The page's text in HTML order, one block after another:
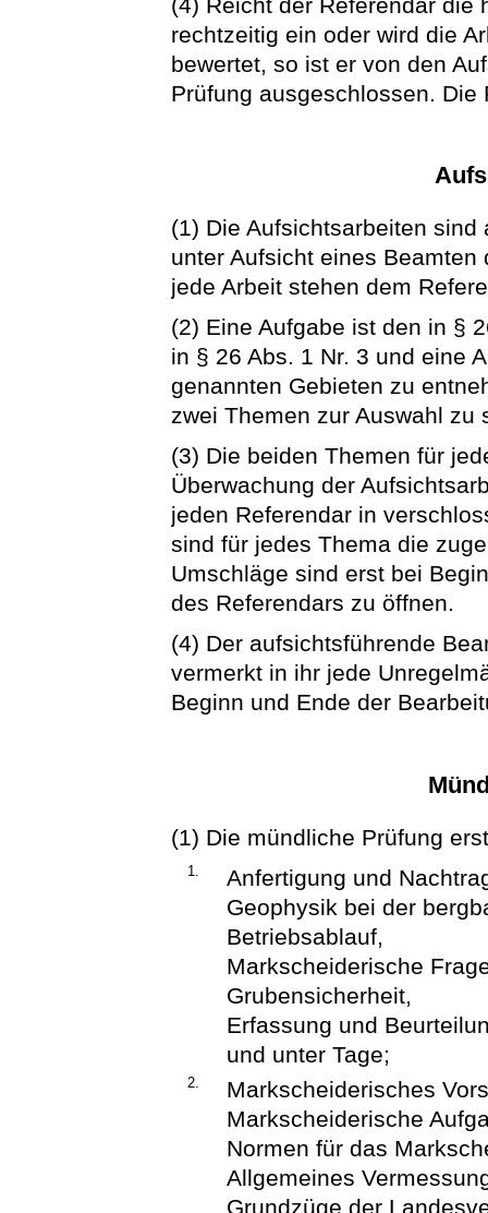
rechtzeitig ein oder wird die
bewertet, so ist er von den
Prüfung ausgeschlossen.
(1) Die Aufsichtsarbeiten
unter Aufsicht eines
jede Arbeit stehen dem
(2) Eine Aufgabe ist den in §
in § 26 Abs. 1 Nr. 3 und eine
genannten Gebieten zu
zwei Themen zur Auswahl zu
(3) Die beiden Themen für
Überwachung der
jeden Referendar in
sind für jedes Thema die
Umschläge sind erst bei
des Referendars zu öffnen.
(4) Der aufsichtsführende
vermerkt in ihr jede
Beginn und Ende der
(1) Die mündliche Prüfung
1.
Anfertigung und
Geophysik bei der
Betriebsablauf,
Markscheiderische
Grubensicherheit,
Erfassung und
und unter Tage;
2.
Markscheiderisches
Markscheiderische
Normen für das
Allgemeines
Grundzüge der